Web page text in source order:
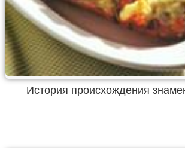
История происхождения